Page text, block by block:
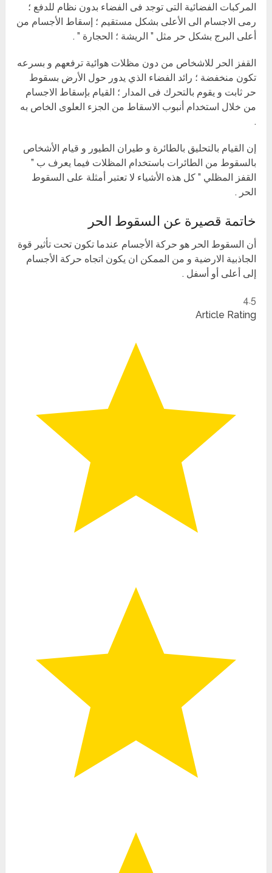
المركبات الفضائية التى توجد فى الفضاء بدون نظام للدفع ؛
رمى الاجسام الى الأعلى بشكل مستقيم ؛ إسقاط الأجسام من
أعلى البرج بشكل حر مثل ” الريشة ؛ الحجارة ” .
القفز الحر للاشخاص من دون مظلات هوائية ترفعهم و بسرعه
تكون منخفضة ؛ رائد الفضاء الذي يدور حول الأرض بسقوط
حر ثابت و يقوم بالتحرك فى المدار ؛ القيام بإسقاط الاجسام
من خلال استخدام أنبوب الاسقاط من الجزء العلوى الخاص به
.
إن القيام بالتحليق بالطائرة و طيران الطيور و قيام الأشخاص
بالسقوط من الطائرات باستخدام المظلات فيما يعرف ب ”
القفز المظلي ” كل هذه الأشياء لا تعتبر أمثلة على السقوط
الحر .
خاتمة قصيرة عن السقوط الحر
أن السقوط الحر هو حركة الأجسام عندما تكون تحت تأثير قوة
الجاذبية الارضية و من الممكن ان يكون اتجاه حركة الأجسام
إلى أعلى أو أسفل .
4.5
Article Rating